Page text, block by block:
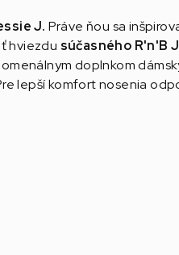
J. Práve ňou sa
hviezdu súčasného R'n'B
doplnkom
lepší komfort nosenia